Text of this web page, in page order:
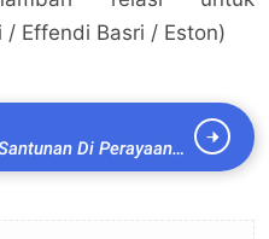
Effendi Basri / Eston)
Di Perayaan
Online Cakap Riau